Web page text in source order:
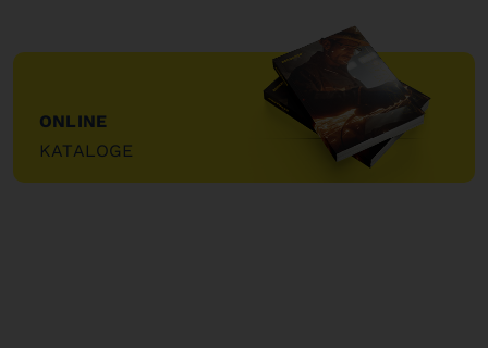
ONLINE
KATALOGE
"